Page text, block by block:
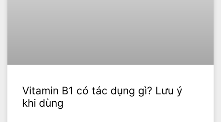
Vitamin B1 có tác dụng gì? Lưu ý
khi dùng